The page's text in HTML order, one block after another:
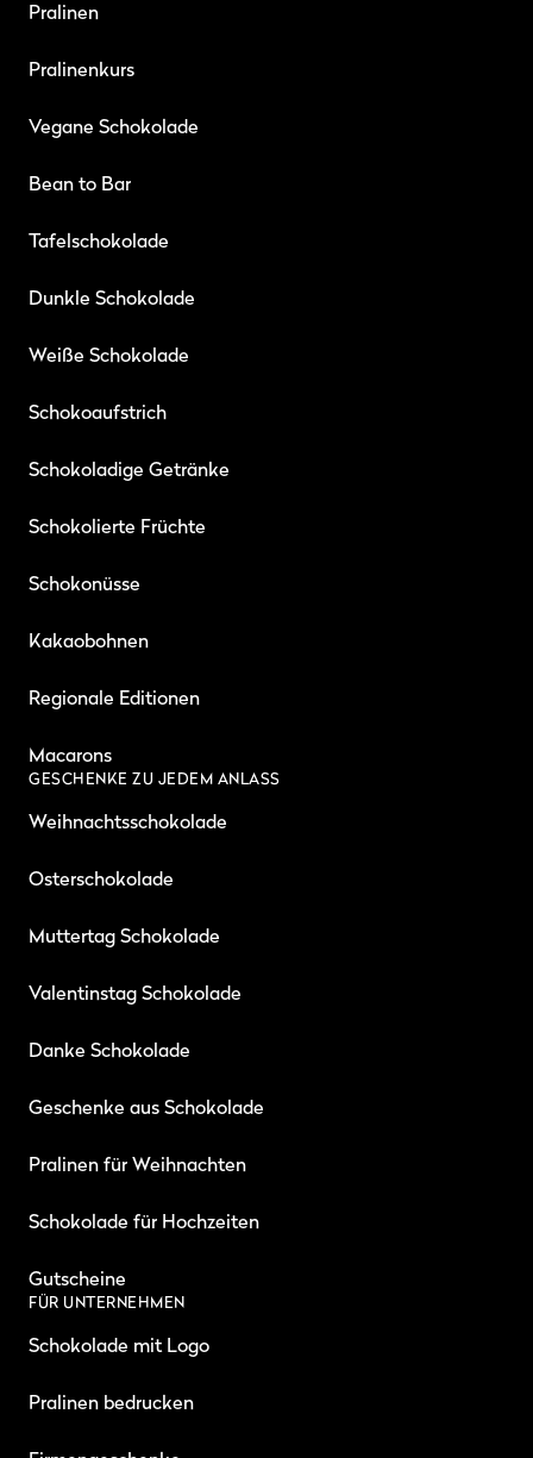
Pralinen
Pralinenkurs
Vegane Schokolade
Bean to Bar
Tafelschokolade
Dunkle Schokolade
Weiße Schokolade
Schokoaufstrich
Schokoladige Getränke
Schokolierte Früchte
Schokonüsse
Kakaobohnen
Regionale Editionen
Macarons
GESCHENKE ZU JEDEM ANLASS
Weihnachtsschokolade
Osterschokolade
Muttertag Schokolade
Valentinstag Schokolade
Danke Schokolade
Geschenke aus Schokolade
Pralinen für Weihnachten
Schokolade für Hochzeiten
Gutscheine
FÜR UNTERNEHMEN
Schokolade mit Logo
Pralinen bedrucken